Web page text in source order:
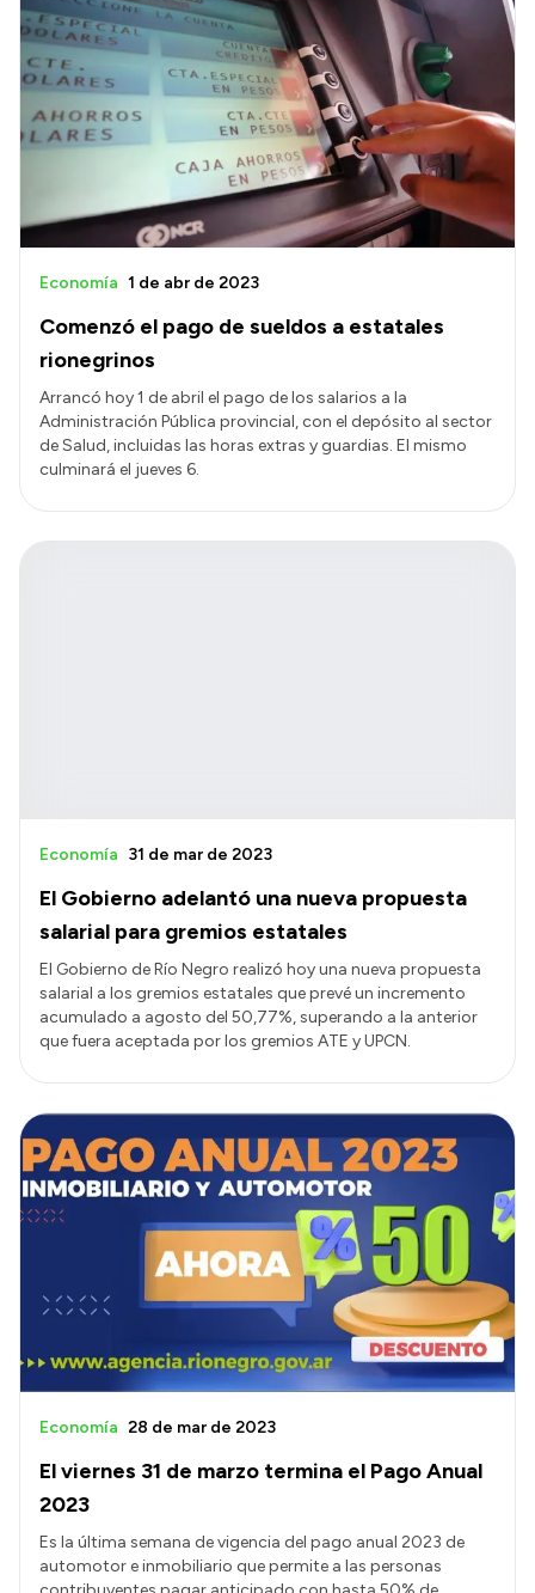
Comenzó el pago de sueldos a estatales
rionegrinos
Economía 1 de abr de 2023
Arrancó hoy 1 de abril el pago de los salarios a la
Administración Pública provincial, con el depósito al sector
de Salud, incluidas las horas extras y guardias. El mismo
culminará el jueves 6.
El Gobierno adelantó una nueva propuesta
salarial para gremios estatales
Economía 31 de mar de 2023
El Gobierno de Río Negro realizó hoy una nueva propuesta
salarial a los gremios estatales que prevé un incremento
acumulado a agosto del 50,77%, superando a la anterior
que fuera aceptada por los gremios ATE y UPCN.
El viernes 31 de marzo termina el Pago Anual
2023
Economía 28 de mar de 2023
Es la última semana de vigencia del pago anual 2023 de
automotor e inmobiliario que permite a las personas